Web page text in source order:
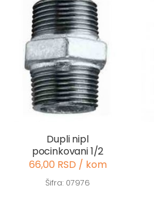
Dupli nipl
pocinkovani 1/2
66,00 RSD / kom
Šifra: 07976